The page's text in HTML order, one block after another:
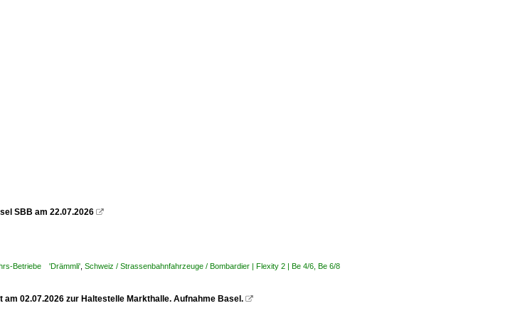
SBB am 22.07.2026 
Betriebe 'Drämmli' Schweiz / Strassenbahnfahrzeuge / Bombardier | Flexity 2 | Be 4/6, Be 6/8
am 02.07.2026 zur Haltestelle Markthalle. Aufnahme Basel. 